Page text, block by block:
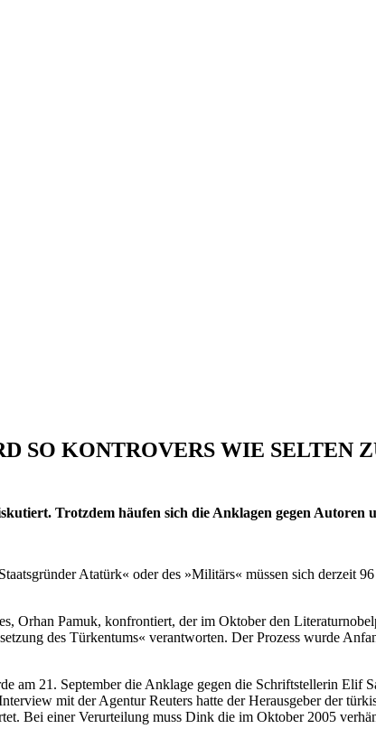
SO KONTROVERS WIE SELTEN
Trotzdem häufen sich die Anklagen gegen Autoren
Atatürk« oder des »Militärs« müssen sich derzeit
Orhan Pamuk, konfrontiert, der im Oktober den
des Türkentums« verantworten. Der Prozess wurde
am 21. September die Anklage gegen die Schriftstellerin Elif
mit der Agentur Reuters hatte der Herausgeber der
Bei einer Verurteilung muss Dink die im Oktober 2005